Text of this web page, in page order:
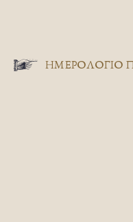
ΗΜΕΡΟΛΟΓΙΟ